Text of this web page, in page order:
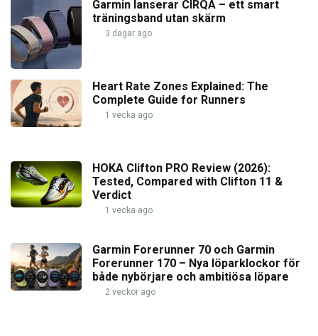
Garmin lanserar CIRQA – ett smart
träningsband utan skärm
3 dagar ago
Heart Rate Zones Explained: The
Complete Guide for Runners
1 vecka ago
HOKA Clifton PRO Review (2026):
Tested, Compared with Clifton 11 &
Verdict
1 vecka ago
Garmin Forerunner 70 och Garmin
Forerunner 170 – Nya löparklockor för
både nybörjare och ambitiösa löpare
2 veckor ago